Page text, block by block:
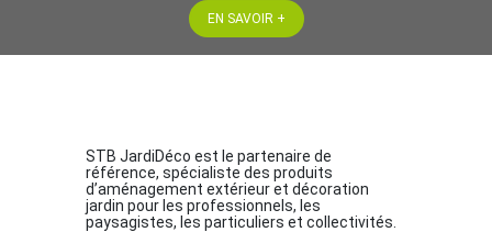
EN SAVOIR +
STB JardiDéco est le partenaire de
référence, spécialiste des produits
d’aménagement extérieur et décoration
jardin pour les professionnels, les
paysagistes, les particuliers et collectivités.